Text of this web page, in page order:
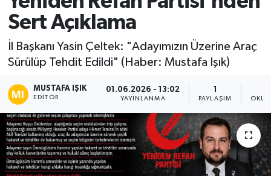
Sert Açıklama
İl Başkanı Yasin Çeltek: "Adayımızın Üzerine Araç
Sürülüp Tehdit Edildi" (Haber: Mustafa Işık)
MUSTAFA IŞIK
EDITÖR
01.06.2026 - 13:02
YAYINLANMA
1
PAYLAŞIM
Ekonomi
Sağlık
Tokat Haber